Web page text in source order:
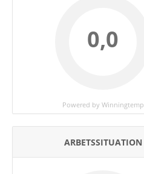
0,0
Powered by Winningtemp
ARBETSSITUATION